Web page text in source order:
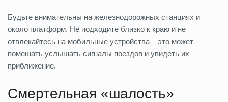
Будьте внимательны на железнодорожных станциях и
около платформ. Не подходите близко к краю и не
отвлекайтесь на мобильные устройства – это может
помешать услышать сигналы поездов и увидеть их
приближение.
Смертельная «шалость»